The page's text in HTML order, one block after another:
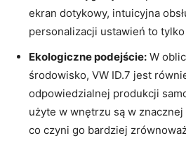
ekran dotykowy, intuicyjna
personalizacji ustawień to
Ekologiczne podejście: W
środowisko, VW ID.7 jest
odpowiedzialnej produkcji
użyte w wnętrzu są w
co czyni go bardziej